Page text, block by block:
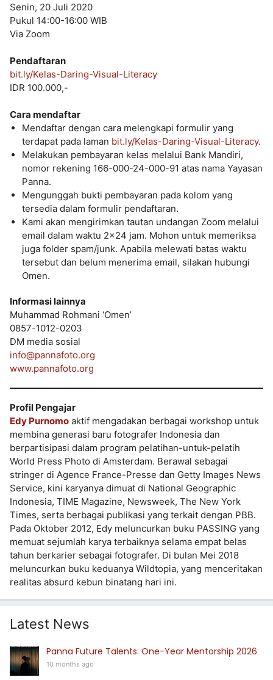
Senin, 20 Juli 2020
Pukul 14:00-16:00 WIB
Via Zoom
Pendaftaran
bit.ly/Kelas-Daring-Visual-Literacy
IDR 100.000,-
Cara mendaftar
Mendaftar dengan cara melengkapi formulir yang
terdapat pada laman bit.ly/Kelas-Daring-Visual-Literacy.
Melakukan pembayaran kelas melalui Bank Mandiri,
nomor rekening 166-000-24-000-91 atas nama Yayasan
Panna.
Mengunggah bukti pembayaran pada kolom yang
tersedia dalam formulir pendaftaran.
Kami akan mengirimkan tautan undangan Zoom melalui
email dalam waktu 2×24 jam. Mohon untuk memeriksa
juga folder spam/junk. Apabila melewati batas waktu
tersebut dan belum menerima email, silakan hubungi
Omen.
Informasi lainnya
Muhammad Rohmani ‘Omen’
0857-1012-0203
DM media sosial
info@pannafoto.org
www.pannafoto.org
Profil Pengajar
Edy Purnomo aktif mengadakan berbagai workshop untuk
membina generasi baru fotografer Indonesia dan
berpartisipasi dalam program pelatihan-untuk-pelatih
World Press Photo di Amsterdam. Berawal sebagai
stringer di Agence France-Presse dan Getty Images News
Service, kini karyanya dimuat di National Geographic
Indonesia, TIME Magazine, Newsweek, The New York
Times, serta berbagai publikasi yang terkait dengan PBB.
Pada Oktober 2012, Edy meluncurkan buku PASSING yang
memuat sejumlah karya terbaiknya selama empat belas
tahun berkarier sebagai fotografer. Di bulan Mei 2018
meluncurkan buku keduanya Wildtopia, yang menceritakan
realitas absurd kebun binatang hari ini.
Latest News
Panna Future Talents: One-Year Mentorship 2026
10 months ago